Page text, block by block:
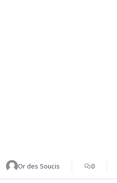
Or des Soucis 0